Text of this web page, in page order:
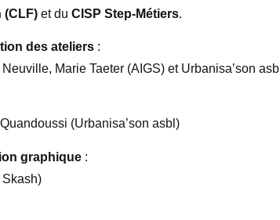
(CLF) et du CISP Step-Métiers.
des ateliers :
Marie Taeter (AIGS) et Urbanisa’son asbl
(Urbanisa’son asbl)
graphique :
Skash)